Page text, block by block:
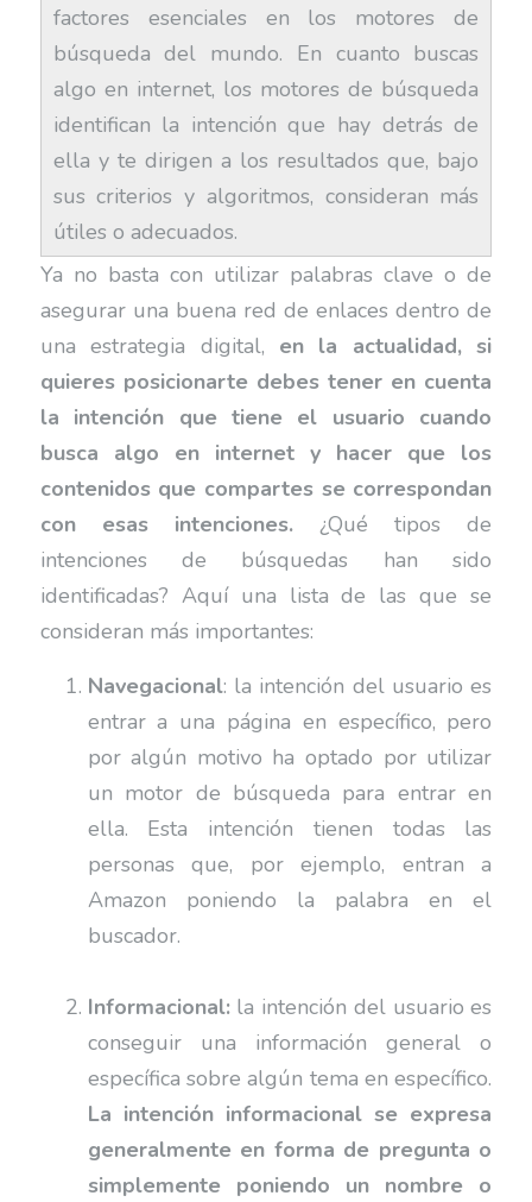
factores esenciales en los motores de
búsqueda del mundo. En cuanto buscas
algo en internet, los motores de búsqueda
identifican la intención que hay detrás de
ella y te dirigen a los resultados que, bajo
sus criterios y algoritmos, consideran más
útiles o adecuados.
Ya no basta con utilizar palabras clave o de
asegurar una buena red de enlaces dentro de
una estrategia digital, en la actualidad, si
quieres posicionarte debes tener en cuenta
la intención que tiene el usuario cuando
busca algo en internet y hacer que los
contenidos que compartes se correspondan
con esas intenciones.¿Qué tipos de
intenciones de búsquedas han sido
identificadas? Aquí una lista de las que se
consideran más importantes:
Navegacional: la intención del usuario es
entrar a una página en específico, pero
por algún motivo ha optado por utilizar
un motor de búsqueda para entrar en
ella. Esta intención tienen todas las
personas que, por ejemplo, entran a
Amazon poniendo la palabra en el
buscador.
Informacional:la intención del usuario es
conseguir una información general o
específica sobre algún tema en específico.
La intención informacional se expresa
generalmente en forma de pregunta o
simplemente poniendo un nombre o